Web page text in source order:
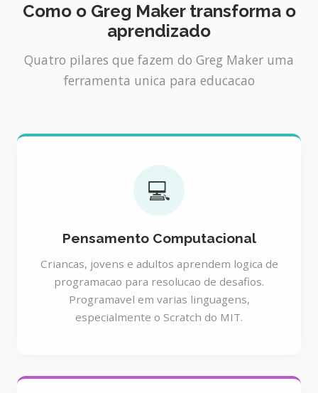
Como o Greg Maker transforma o
aprendizado
Quatro pilares que fazem do Greg Maker uma
ferramenta unica para educacao
💻
Pensamento Computacional
Criancas, jovens e adultos aprendem logica de
programacao para resolucao de desafios.
Programavel em varias linguagens,
especialmente o Scratch do MIT.